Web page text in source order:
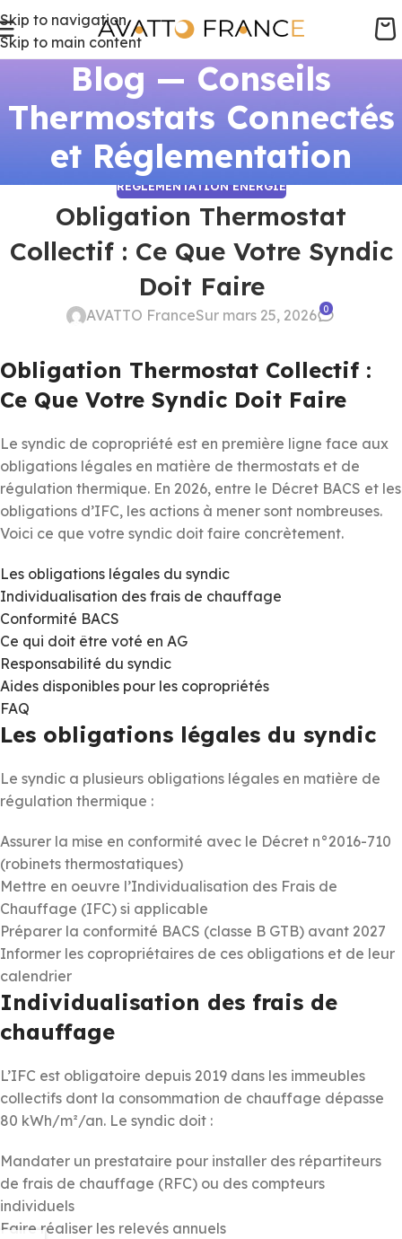
Skip to navigation
Skip to main content
Blog — Conseils
Thermostats Connectés
et Réglementation
RÉGLEMENTATION ÉNERGIE
Obligation Thermostat
Collectif : Ce Que Votre Syndic
Doit Faire
AVATTO FranceSur mars 25, 2026 0
Obligation Thermostat Collectif :
Ce Que Votre Syndic Doit Faire
Le syndic de copropriété est en première ligne face aux
obligations légales en matière de thermostats et de
régulation thermique. En 2026, entre le Décret BACS et les
obligations d’IFC, les actions à mener sont nombreuses.
Voici ce que votre syndic doit faire concrètement.
Les obligations légales du syndic
Individualisation des frais de chauffage
Conformité BACS
Ce qui doit être voté en AG
Responsabilité du syndic
Aides disponibles pour les copropriétés
FAQ
Les obligations légales du syndic
Le syndic a plusieurs obligations légales en matière de
régulation thermique :
Assurer la mise en conformité avec le Décret n°2016-710
(robinets thermostatiques)
Mettre en oeuvre l’Individualisation des Frais de
Chauffage (IFC) si applicable
Préparer la conformité BACS (classe B GTB) avant 2027
Informer les copropriétaires de ces obligations et de leur
calendrier
Individualisation des frais de
chauffage
L’IFC est obligatoire depuis 2019 dans les immeubles
collectifs dont la consommation de chauffage dépasse
80 kWh/m²/an. Le syndic doit :
Mandater un prestataire pour installer des répartiteurs
de frais de chauffage (RFC) ou des compteurs
individuels
Faire réaliser les relevés annuels